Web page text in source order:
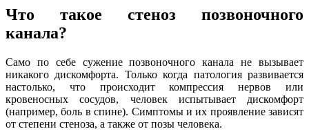
Что такое стеноз позвоночного
канала?
Само по себе сужение позвоночного канала не вызывает
никакого дискомфорта. Только когда патология развивается
настолько, что происходит компрессия нервов или
кровеносных сосудов, человек испытывает дискомфорт
(например, боль в спине). Симптомы и их проявление зависят
от степени стеноза, а также от позы человека.